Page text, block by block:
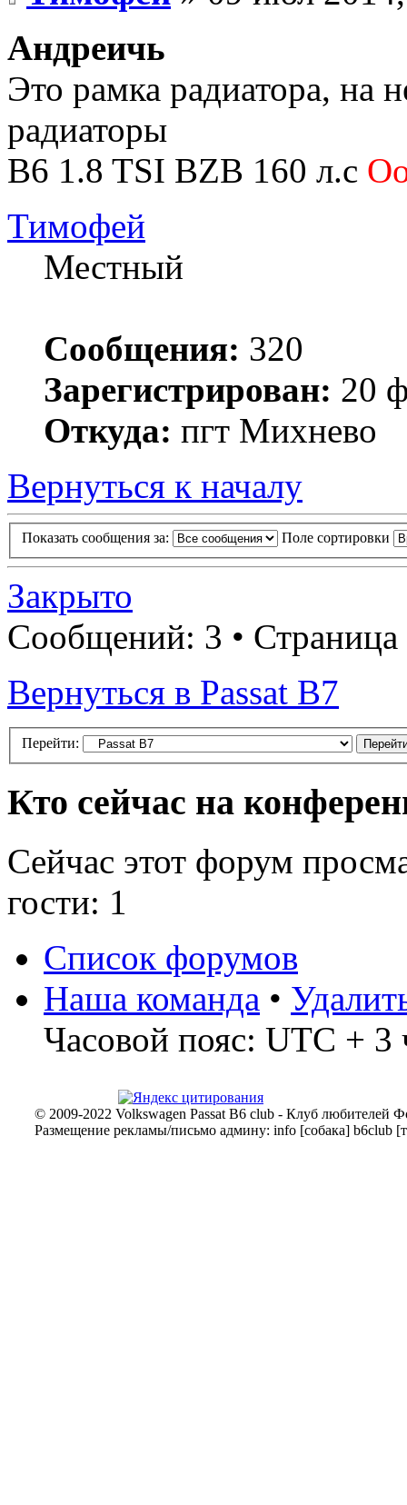
Андреичь
Это рамка радиатора, на
радиаторы
B6 1.8 TSI BZB 160 л.с
Тимофей
Местный
Сообщения: 320
Зарегистрирован: 20
Откуда: пгт Михнево
Вернуться к началу
Показать сообщения за: Поле сортировки
Закрыто
Сообщений: 3 • Страница
Вернуться в Passat B7
Перейти:
Кто сейчас на
Сейчас этот форум
гости: 1
Список форумов
Наша команда •
Часовой пояс: UTC + 3
© 2009-2022 Volkswagen Passat B6 club - Клуб любителей
Размещение рекламы/письмо админу: info [собака] b6club